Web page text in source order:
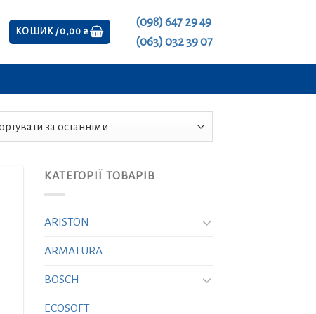
КОШИК /0,00 ₴
(098) 647 29 49
(063) 032 39 07
КАТЕГОРІЇ ТОВАРІВ
ARISTON
ARMATURA
BOSCH
ECOSOFT